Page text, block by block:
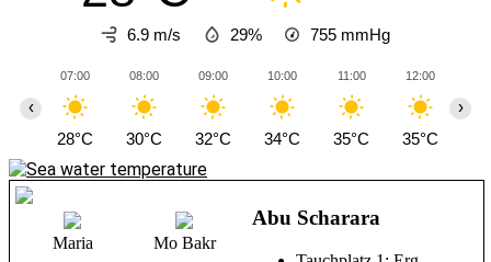
6.9 m/s 29% 755 mmHg
07:00
28°C
08:00
30°C
09:00
32°C
10:00
34°C
11:00
35°C
12:00
35°C
‹ ›
Maria Mo Bakr
Abu Scharara